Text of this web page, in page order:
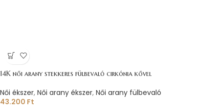
14K női arany stekkeres fülbevaló cirkónia kővel
Női ékszer, Női arany ékszer, Női arany fülbevaló
43.200 Ft